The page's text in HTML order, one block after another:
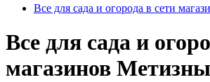
Все для сада и огорода в сети
Все для сада и
магазинов